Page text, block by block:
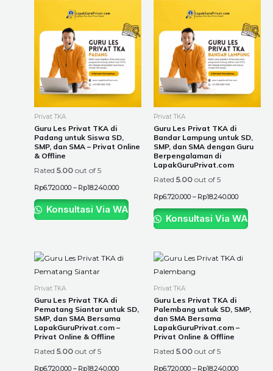
Privat TKA
Guru Les Privat TKA di
Padang untuk Siswa SD,
SMP, dan SMA – Privat Online
& Offline
Rated 5.00 out of 5
Rp6.720.000 – Rp18.240.000
through
Rp18.240.000
has
multiple
variants.
The
on
Konsultasi Via WA
Privat TKA
Guru Les Privat TKA di
Bandar Lampung untuk SD,
SMP, dan SMA dengan Guru
Berpengalaman di
LapakGuruPrivat.com
Rated 5.00 out of 5
Rp6.720.000 – Rp18.240.000
through
has
multiple
variants.
The
may
on
Konsultasi Via WA
Privat TKA
Guru Les Privat TKA di
Pematang Siantar untuk SD,
SMP, dan SMA Bersama
LapakGuruPrivat.com –
Privat Online & Offline
Rated 5.00 out of 5
Rp6.720.000 – Rp18.240.000
Price
Rp6.720.000
Rp18.240.000
This
variants.
be
Privat TKA
Guru Les Privat TKA di
Palembang untuk SD, SMP,
dan SMA Bersama
LapakGuruPrivat.com –
Privat Online & Offline
Rated 5.00 out of 5
Rp6.720.000 – Rp18.240.000
Price
This
variants.
be